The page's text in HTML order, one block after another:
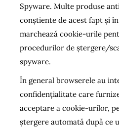
Spyware. Multe produse
conștiente de acest fapt și
marchează cookie-urile
procedurilor de ștergere/
spyware.
În general browserele au
confidențialitate care
acceptare a cookie-urilor,
ștergere automată după ce